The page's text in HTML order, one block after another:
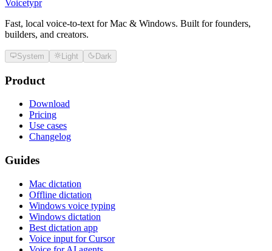
Voicetypr
Fast, local voice-to-text for Mac & Windows. Built for founders,
builders, and creators.
System Light Dark
Product
Download
Pricing
Use cases
Changelog
Guides
Mac dictation
Offline dictation
Windows voice typing
Windows dictation
Best dictation app
Voice input for Cursor